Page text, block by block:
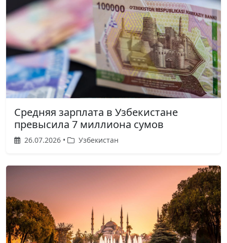
Средняя зарплата в Узбекистане
превысила 7 миллиона сумов
26.07.2026 • Узбекистан